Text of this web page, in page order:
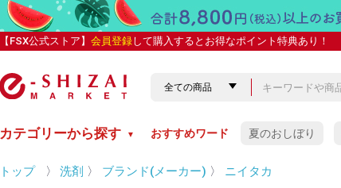
【FSX公式ストア】 会員登録して購入するとお得なポイント特典あり！
カテゴリーから探す ▼ おすすめワード 夏のおしぼり
トップ 〉 洗剤 〉 ブランド(メーカー) 〉 ニイタカ